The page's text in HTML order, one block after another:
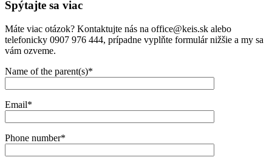
Spýtajte sa viac
Máte viac otázok? Kontaktujte nás na office@keis.sk alebo
telefonicky 0907 976 444, prípadne vyplňte formulár nižšie a my sa
vám ozveme.
Name of the parent(s)*
Email*
Phone number*